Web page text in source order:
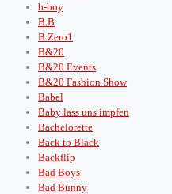
b-boy
B.B
B.Zero1
B&20
B&20 Events
B&20 Fashion Show
Babel
Baby lass uns impfen
Bachelorette
Back to Black
Backflip
Bad Boys
Bad Bunny